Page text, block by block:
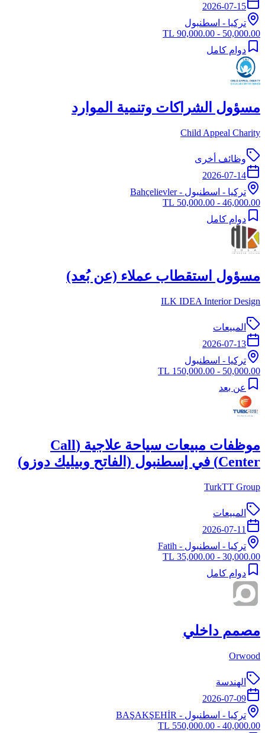
2026-07-15
تركيا - اسطنبول
50,000.00 - 90,000.00 TL
دوام كامل
مسؤول الشراكات وتنمية الموارد
Child Appeal Charity
وظائف أخرى
2026-07-14
تركيا - اسطنبول - Bahçelievler
46,000.00 - 50,000.00 TL
دوام كامل
مسؤول استقطاب عملاء (عن بُعد)
ILK IDEA Interior Design
المبيعات
2026-07-13
تركيا - اسطنبول
50,000.00 - 150,000.00 TL
عن بعد
موظفات مبيعات سياحة علاجية (Call
Center) في إسطنبول (الفاتح وبيليك دوزو)
TurkTT Group
المبيعات
2026-07-11
تركيا - اسطنبول - Fatih
30,000.00 - 35,000.00 TL
دوام كامل
مصمم داخلي
Orwood
الهندسة
2026-07-09
تركيا - اسطنبول - BAŞAKŞEHİR
40,000.00 - 550,000.00 TL